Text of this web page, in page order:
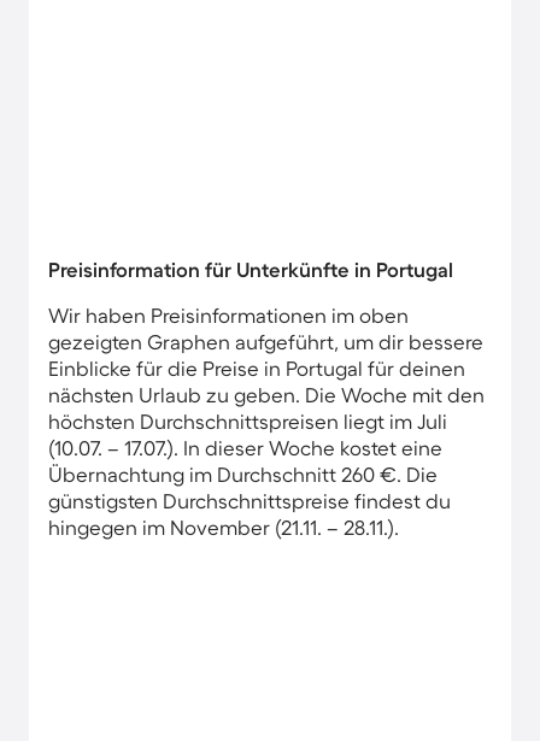
Preisinformation für Unterkünfte in Portugal
Wir haben Preisinformationen im oben
gezeigten Graphen aufgeführt, um dir bessere
Einblicke für die Preise in Portugal für deinen
nächsten Urlaub zu geben. Die Woche mit den
höchsten Durchschnittspreisen liegt im Juli
(10.07. – 17.07.). In dieser Woche kostet eine
Übernachtung im Durchschnitt 260 €. Die
günstigsten Durchschnittspreise findest du
hingegen im November (21.11. – 28.11.).